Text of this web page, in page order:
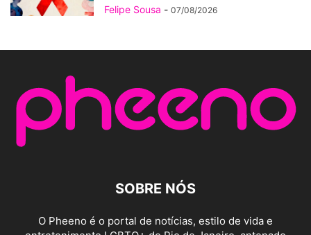
Felipe Sousa - 07/08/2026
SOBRE NÓS
O Pheeno é o portal de notícias, estilo de vida e